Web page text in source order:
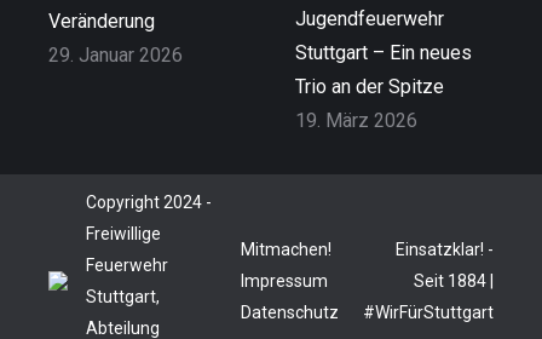
Veränderung
29. Januar 2026
Jugendfeuerwehr
Stuttgart – Ein neues
Trio an der Spitze
19. März 2026
Copyright 2024 -
Freiwillige
Feuerwehr
Stuttgart,
Abteilung
Mitmachen!
Impressum
Datenschutz
Einsatzklar! -
Seit 1884 |
#WirFürStuttgart